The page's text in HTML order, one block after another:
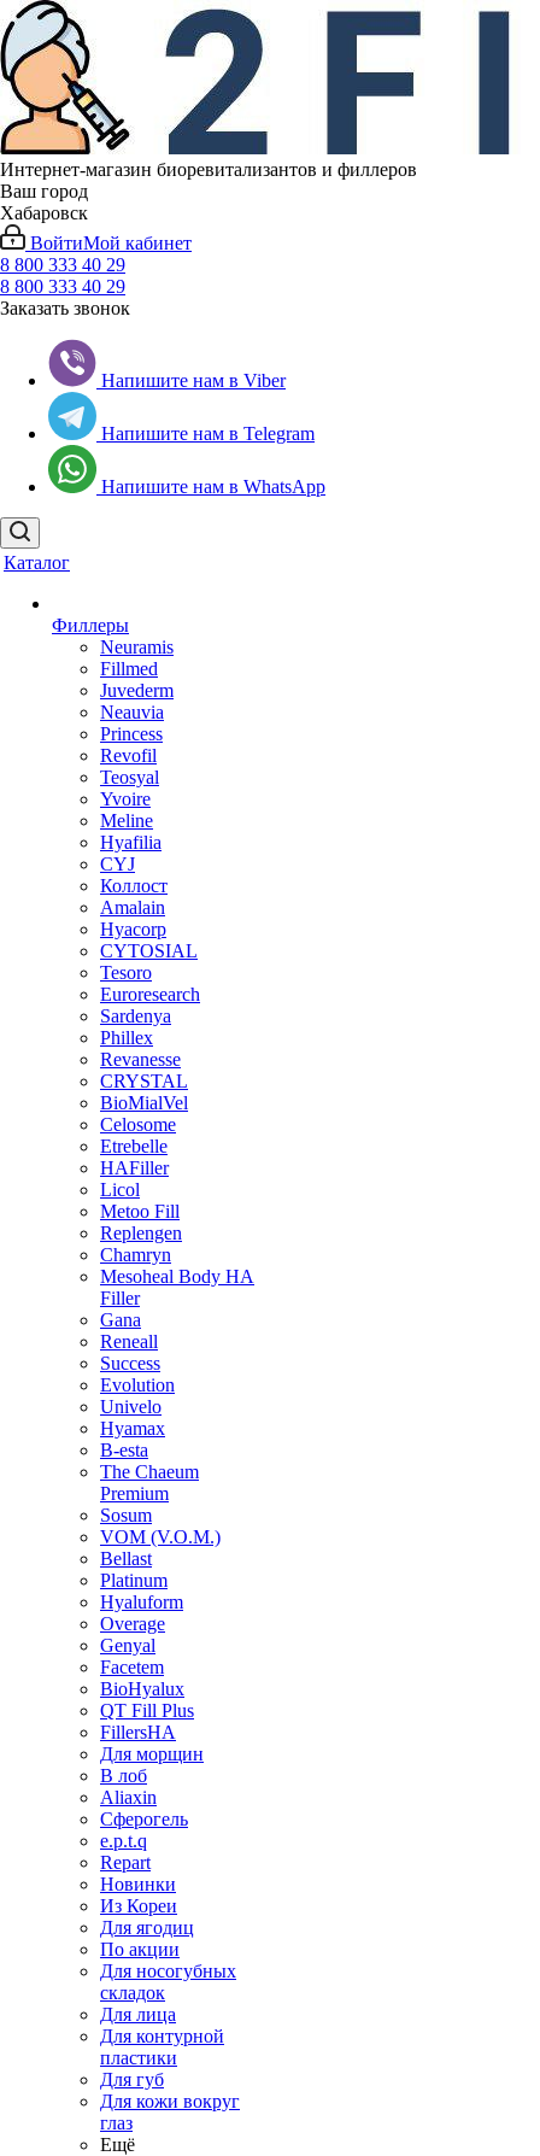
Интернет-магазин биоревитализантов и филлеров
Ваш город
Хабаровск
ВойтиМой кабинет
8 800 333 40 29
8 800 333 40 29
Заказать звонок
Напишите нам в Viber
Напишите нам в Telegram
Напишите нам в WhatsApp
Каталог
Филлеры
Neuramis
Fillmed
Juvederm
Neauvia
Princess
Revofil
Teosyal
Yvoire
Meline
Hyafilia
CYJ
Коллост
Amalain
Hyacorp
CYTOSIAL
Tesoro
Euroresearch
Sardenya
Phillex
Revanesse
CRYSTAL
BioMialVel
Celosome
Etrebelle
HAFiller
Licol
Metoo Fill
Replengen
Chamryn
Mesoheal Body HA
Filler
Gana
Reneall
Success
Evolution
Univelo
Hyamax
B-esta
The Chaeum
Premium
Sosum
VOM (V.O.M.)
Bellast
Platinum
Hyaluform
Overage
Genyal
Facetem
BioHyalux
QT Fill Plus
FillersHA
Для морщин
В лоб
Aliaxin
Сферогель
e.p.t.q
Repart
Новинки
Из Кореи
Для ягодиц
По акции
Для носогубных
складок
Для лица
Для контурной
пластики
Для губ
Для кожи вокруг
глаз
Ещё